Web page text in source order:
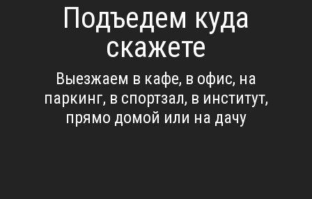
Подъедем куда
скажете
Выезжаем в кафе, в офис, на
паркинг, в спортзал, в институт,
прямо домой или на дачу